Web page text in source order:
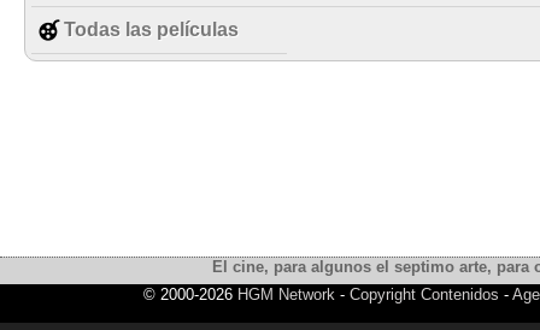
Todas las películas
El cine, para algunos el septimo arte,
© 2000-2026 HGM Network - Copyright Contenidos -